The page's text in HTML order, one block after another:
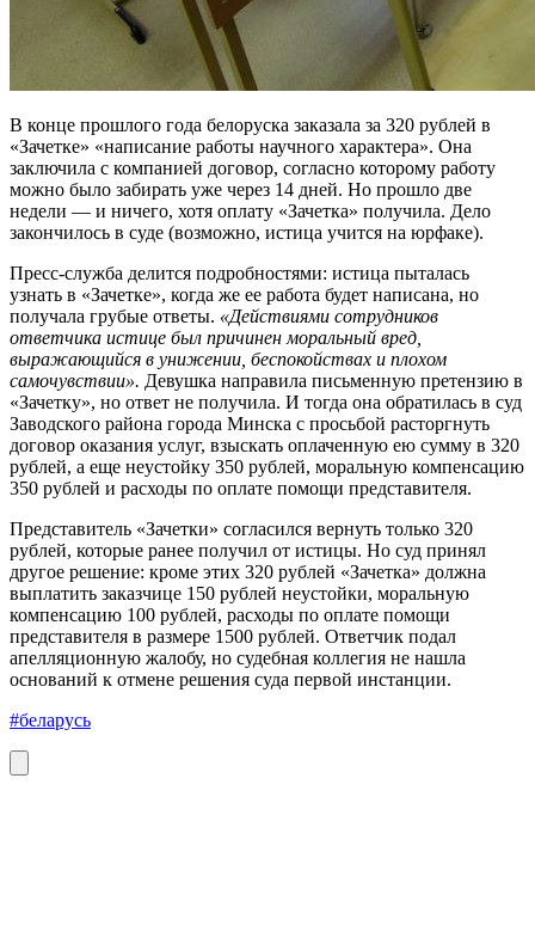
В конце прошлого года белоруска заказала за 320 рублей в
«Зачетке» «написание работы научного характера». Она
заключила с компанией договор, согласно которому работу
можно было забирать уже через 14 дней. Но прошло две
недели — и ничего, хотя оплату «Зачетка» получила. Дело
закончилось в суде (возможно, истица учится на юрфаке).
Пресс-служба делится подробностями: истица пыталась
узнать в «Зачетке», когда же ее работа будет написана, но
получала грубые ответы. «Действиями сотрудников
ответчика истице был причинен моральный вред,
выражающийся в унижении, беспокойствах и плохом
самочувствии». Девушка направила письменную претензию в
«Зачетку», но ответ не получила. И тогда она обратилась в суд
Заводского района города Минска с просьбой расторгнуть
договор оказания услуг, взыскать оплаченную ею сумму в 320
рублей, а еще неустойку 350 рублей, моральную компенсацию
350 рублей и расходы по оплате помощи представителя.
Представитель «Зачетки» согласился вернуть только 320
рублей, которые ранее получил от истицы. Но суд принял
другое решение: кроме этих 320 рублей «Зачетка» должна
выплатить заказчице 150 рублей неустойки, моральную
компенсацию 100 рублей, расходы по оплате помощи
представителя в размере 1500 рублей. Ответчик подал
апелляционную жалобу, но судебная коллегия не нашла
оснований к отмене решения суда первой инстанции.
#беларусь